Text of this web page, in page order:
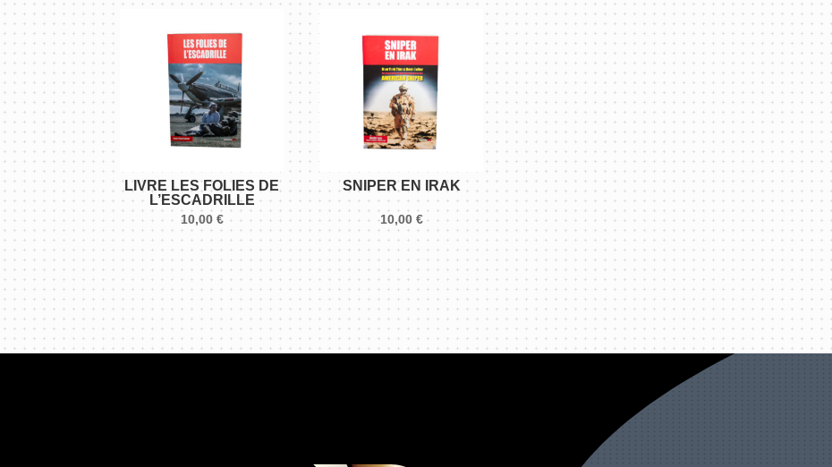
LIVRE LES FOLIES DE
L’ESCADRILLE
10,00 €
SNIPER EN IRAK
10,00 €